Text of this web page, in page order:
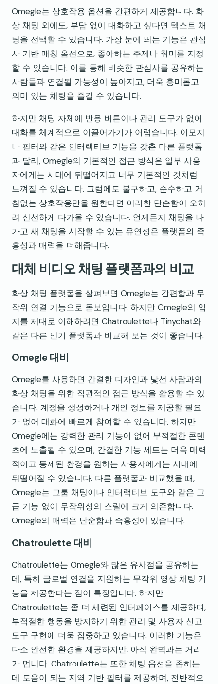
Omegle는 상호작용 옵션을 간편하게 제공합니다. 화
상 채팅 외에도, 부담 없이 대화하고 싶다면 텍스트 채
팅을 선택할 수 있습니다. 가장 눈에 띄는 기능은 관심
사 기반 매칭 옵션으로, 좋아하는 주제나 취미를 지정
할 수 있습니다. 이를 통해 비슷한 관심사를 공유하는
사람들과 연결될 가능성이 높아지고, 더욱 흥미롭고
의미 있는 채팅을 즐길 수 있습니다.
하지만 채팅 자체에 반응 버튼이나 관리 도구가 없어
대화를 체계적으로 이끌어가기가 어렵습니다. 이모지
나 필터와 같은 인터랙티브 기능을 갖춘 다른 플랫폼
과 달리, Omegle의 기본적인 접근 방식은 일부 사용
자에게는 시대에 뒤떨어지고 너무 기본적인 것처럼
느껴질 수 있습니다. 그럼에도 불구하고, 순수하고 거
침없는 상호작용만을 원한다면 이러한 단순함이 오히
려 신선하게 다가올 수 있습니다. 언제든지 채팅을 나
가고 새 채팅을 시작할 수 있는 유연성은 플랫폼의 즉
흥성과 매력을 더해줍니다.
대체 비디오 채팅 플랫폼과의 비교
화상 채팅 플랫폼을 살펴보면 Omegle는 간편함과 무
작위 연결 기능으로 돋보입니다. 하지만 Omegle의 입
지를 제대로 이해하려면 Chatroulette나 Tinychat와
같은 다른 인기 플랫폼과 비교해 보는 것이 좋습니다.
Omegle 대비
Omegle를 사용하면 간결한 디자인과 낯선 사람과의
화상 채팅을 위한 직관적인 접근 방식을 활용할 수 있
습니다. 계정을 생성하거나 개인 정보를 제공할 필요
가 없어 대화에 빠르게 참여할 수 있습니다. 하지만
Omegle에는 강력한 관리 기능이 없어 부적절한 콘텐
츠에 노출될 수 있으며, 간결한 기능 세트는 더욱 매력
적이고 통제된 환경을 원하는 사용자에게는 시대에
뒤떨어질 수 있습니다. 다른 플랫폼과 비교했을 때,
Omegle는 그룹 채팅이나 인터랙티브 도구와 같은 고
급 기능 없이 무작위성의 스릴에 크게 의존합니다.
Omegle의 매력은 단순함과 즉흥성에 있습니다.
Chatroulette 대비
Chatroulette는 Omegle와 많은 유사점을 공유하는
데, 특히 글로벌 연결을 지원하는 무작위 영상 채팅 기
능을 제공한다는 점이 특징입니다. 하지만
Chatroulette는 좀 더 세련된 인터페이스를 제공하며,
부적절한 행동을 방지하기 위한 관리 및 사용자 신고
도구 구현에 더욱 집중하고 있습니다. 이러한 기능은
다소 안전한 환경을 제공하지만, 아직 완벽과는 거리
가 멉니다. Chatroulette는 또한 채팅 옵션을 좁히는
데 도움이 되는 지역 기반 필터를 제공하며, 전반적으